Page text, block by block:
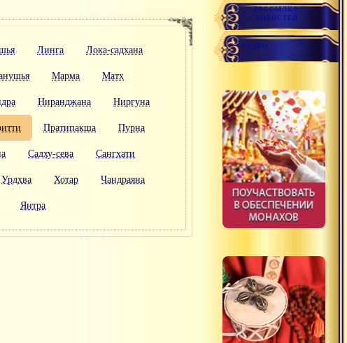
Линга Лока-садхана
Марма Матх
Ниранджана Ниргуна
Пратипакша Пурна
Садху-сева Сангхати
Урдхва Хотар Чандраяна
Янтра
РАССЫЛКА
НОВОСТЕЙ
РАДИО